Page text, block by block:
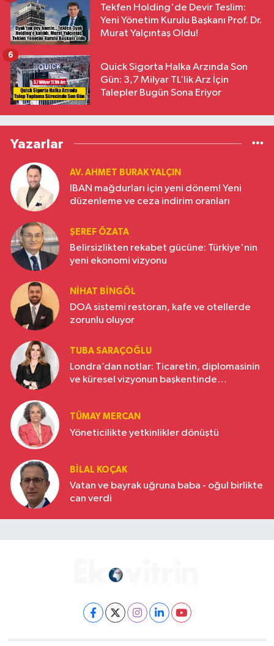
Tekfen Holding'de Devir Teslim:
Yeni Yönetim Kurulu Başkanı Prof. Dr.
Murat Yalçıntaş Oldu!
Quick Sigorta Halka Arzında Son
Gün: 3,7 Milyar TL’lik Arz İçin
Talepler Bugün Sona Eriyor
6
Yazarlar
AV. AHMET BURAK YALÇIN
IBAN mağdurları için yeni dönem! Yeni
düzenleme ve ceza indirim oranları
ŞEREF ÖZATA
Belirsizlikten rekabet gücüne: Türkiye'nin
yeni ekonomi vizyonu
NIHAT BINGÖL
DOA sistemi restoran, kafe ve otellerde
zorunlu oluyor
TUBA SARAÇOĞLU
Londra’dan notlar: Ticaretin, diplomasinin
ve küresel vizyonun başkentinde
TÜMAY MERCAN
Yöneticilikte yetkinlikler dönüştü
BILAL KOÇAK
Vatan ve bayrak uğruna baba - oğul birlikte
can verdi